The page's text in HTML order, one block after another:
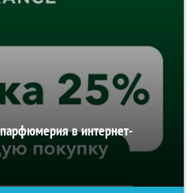
в интернет-